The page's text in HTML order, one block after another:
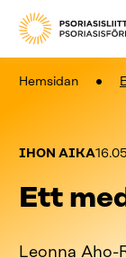
Hemsidan
Kategoriat:
IHON AIKA
Ett
Leonna Aho-